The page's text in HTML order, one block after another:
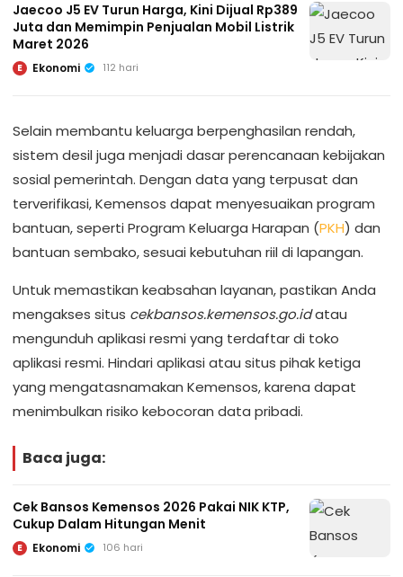
Jaecoo J5 EV Turun Harga, Kini Dijual Rp389
Juta dan Memimpin Penjualan Mobil Listrik
Maret 2026
E Ekonomi 112 hari
Selain membantu keluarga berpenghasilan rendah,
sistem desil juga menjadi dasar perencanaan kebijakan
sosial pemerintah. Dengan data yang terpusat dan
terverifikasi, Kemensos dapat menyesuaikan program
bantuan, seperti Program Keluarga Harapan (PKH) dan
bantuan sembako, sesuai kebutuhan riil di lapangan.
Untuk memastikan keabsahan layanan, pastikan Anda
mengakses situs cekbansos.kemensos.go.idatau
mengunduh aplikasi resmi yang terdaftar di toko
aplikasi resmi. Hindari aplikasi atau situs pihak ketiga
yang mengatasnamakan Kemensos, karena dapat
menimbulkan risiko kebocoran data pribadi.
Baca juga:
Cek Bansos Kemensos 2026 Pakai NIK KTP,
Cukup Dalam Hitungan Menit
E Ekonomi 106 hari